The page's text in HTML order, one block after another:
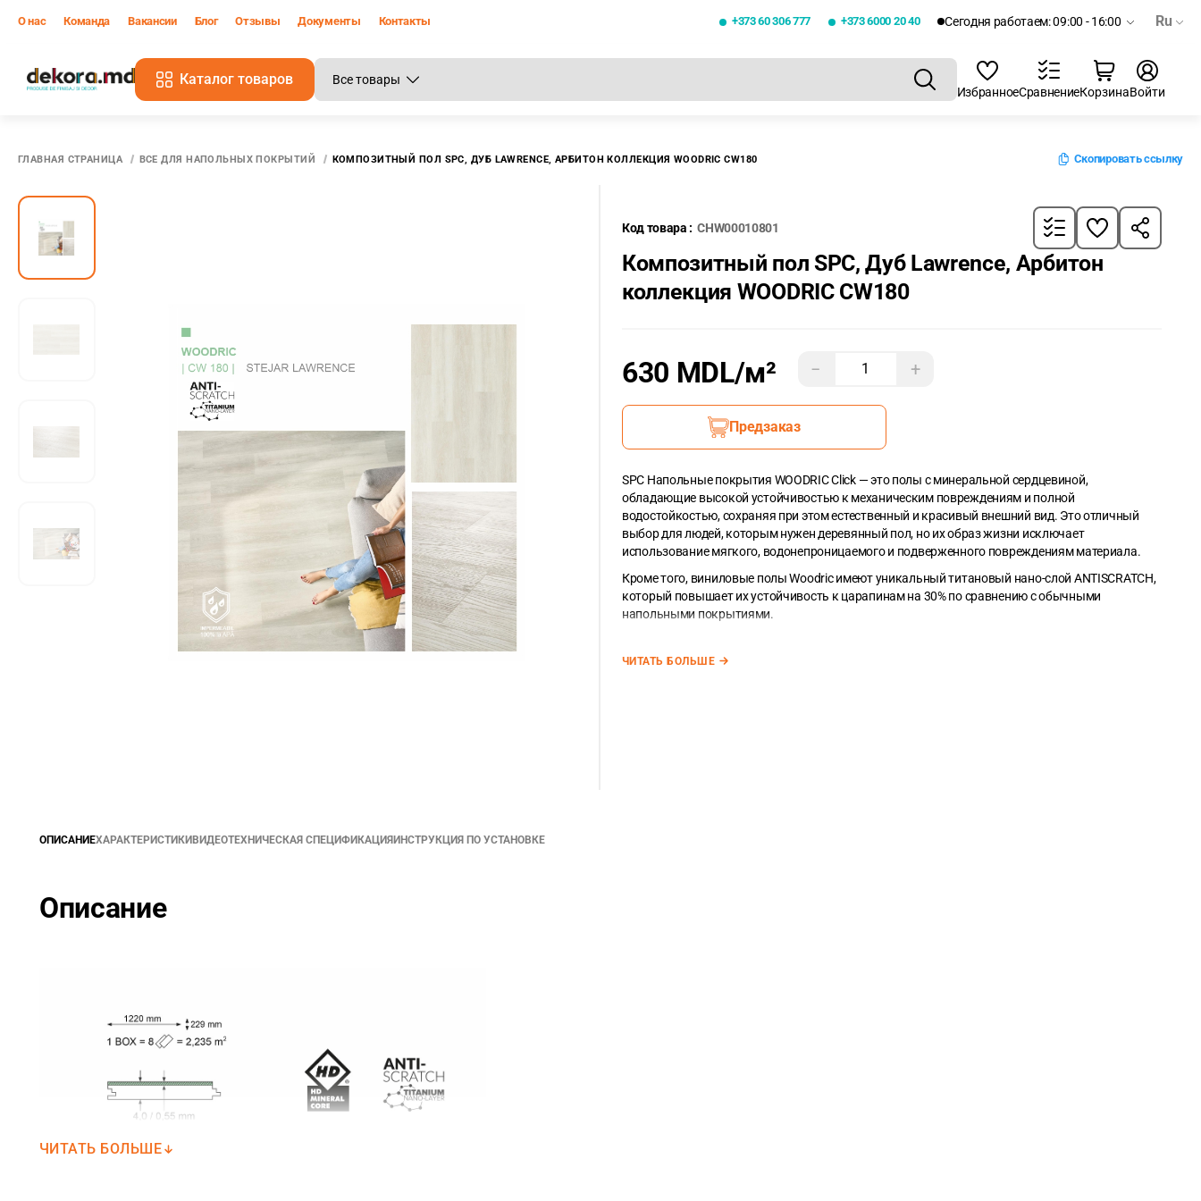
О нас Команда Вакансии Блог Отзывы Документы Контакты +373 60 306 777 +373 6000 20 40 Сегодня работаем: 09:00 - 16:00 Ru
Каталог товаров
ИзбранноеСравнениеКорзинаВойти
ГЛАВНАЯ СТРАНИЦА ВСЕ ДЛЯ НАПОЛЬНЫХ ПОКРЫТИЙ КОМПОЗИТНЫЙ ПОЛ SPC, ДУБ LAWRENCE, АРБИТОН КОЛЛЕКЦИЯ WOODRIC CW180 Скопировать ссылку
Код товара : CHW00010801
Композитный пол SPC, Дуб Lawrence, Арбитон
коллекция WOODRIC CW180
630 MDL/м² − +
Предзаказ
SPC Напольные покрытия WOODRIC Click — это полы с минеральной сердцевиной,
обладающие высокой устойчивостью к механическим повреждениям и полной
водостойкостью, сохраняя при этом естественный и красивый внешний вид. Это отличный
выбор для людей, которым нужен деревянный пол, но их образ жизни исключает
использование мягкого, водонепроницаемого и подверженного повреждениям материала.
Кроме того, виниловые полы Woodric имеют уникальный титановый нано-слой ANTISCRATCH,
который повышает их устойчивость к царапинам на 30% по сравнению с обычными
напольными покрытиями.
0,279m 2. В упаковке 8 планок (общий метраж упаковки — 2,235 m
ЧИТАТЬ БОЛЬШЕ
ОПИСАНИЕХАРАКТЕРИСТИКИ ВИДЕОТЕХНИЧЕСКАЯ СПЕЦИФИКАЦИЯ ИНСТРУКЦИЯ ПО УСТАНОВКЕ
Описание
ЧИТАТЬ БОЛЬШЕ